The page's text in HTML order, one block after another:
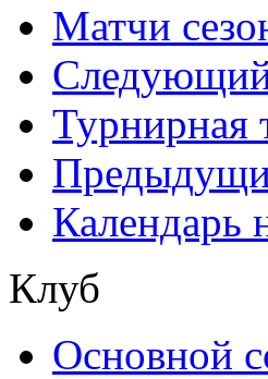
Матчи
Турнирная
Календарь
Клуб
Основной